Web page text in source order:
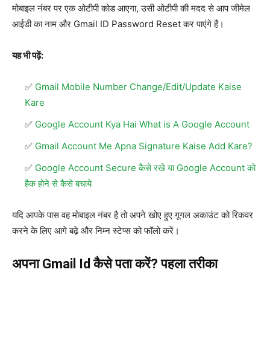
मोबाइल नंबर पर एक ओटीपी कोड आएगा, उसी ओटीपी की मदद से आप जीमेल
आईडी का नाम और Gmail ID Password Reset कर पाएंगे हैं।
यह भी पढ़ें:
Gmail Mobile Number Change/Edit/Update Kaise
Kare
Google Account Kya Hai What is A Google Account
Gmail Account Me Apna Signature Kaise Add Kare?
Google Account Secure कैसे रखे या Google Account को
हैक होने से कैसे बचाये
यदि आपके पास वह मोबाइल नंबर है तो अपने खोए हुए गूगल अकाउंट को रिकवर
करने के लिए आगे बढ़े और निम्न स्टेप्स को फॉलो करें।
अपना Gmail Id कैसे पता करें? पहला तरीका